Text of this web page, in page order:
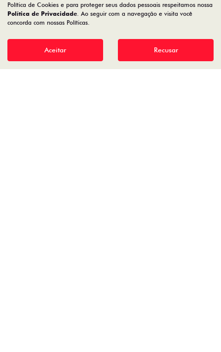
AUTOFOZ VEICULOS LTDA
77.307.650/0001-09
Desenvolvido pela DEALERSPACE ® Direitos Reservados.
Política de Cookies e para proteger seus dados pessoais respeitamos nossa
Política de Privacidade. Ao seguir com a navegação e visita você
concorda com nossas Políticas.
Aceitar Recusar